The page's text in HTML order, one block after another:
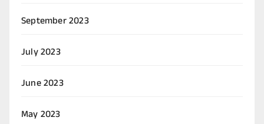
September 2023
July 2023
June 2023
May 2023